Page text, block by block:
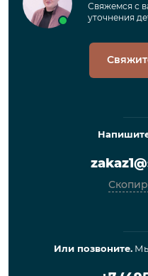
Свяжемся с
уточнения
Или позвоните.Мы